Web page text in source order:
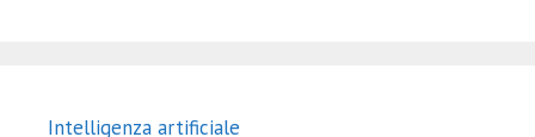
Intelligenza artificiale